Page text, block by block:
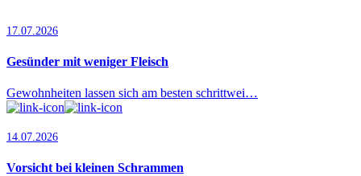
17.07.2026
Gesünder mit weniger Fleisch
Gewohnheiten lassen sich am besten schrittwei…
14.07.2026
Vorsicht bei kleinen Schrammen